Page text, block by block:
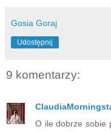
Gosia Goraj
Udostępnij
9 komentarzy:
O ile dobrze sobie